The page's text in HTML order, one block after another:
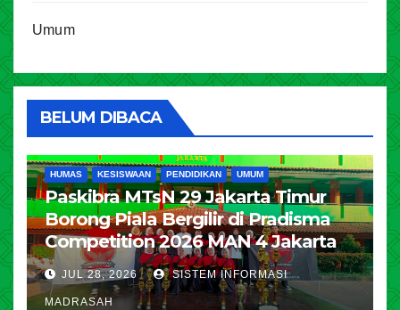
Umum
BELUM DIBACA
HUMAS KESISWAAN PENDIDIKAN UMUM
Paskibra MTsN 29 Jakarta Timur
Borong Piala Bergilir di Pradisma
Competition 2026 MAN 4 Jakarta
JUL 28, 2026 SISTEM INFORMASI
MADRASAH